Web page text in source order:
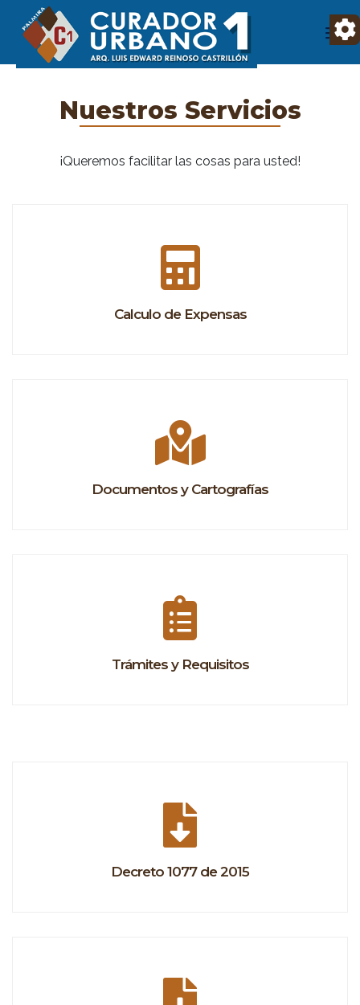
Nuestros Servicios
¡Queremos facilitar las cosas para usted!
Calculo de Expensas
Documentos y Cartografías
Trámites y Requisitos
Decreto 1077 de 2015